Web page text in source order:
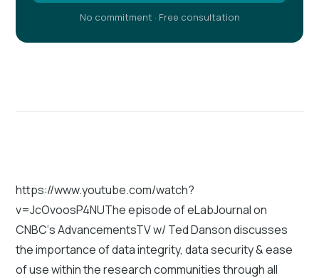
No commitment · Free consultation
https://www.youtube.com/watch?
v=JcOvoosP4NUThe episode of eLabJournal​ on
CNBC‘s AdvancementsTV w/ Ted Danson discusses
the importance of data integrity,​ data security​ & ease
of use within the research​ communities through all